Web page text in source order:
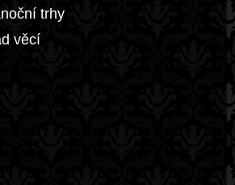
trhy
věcí